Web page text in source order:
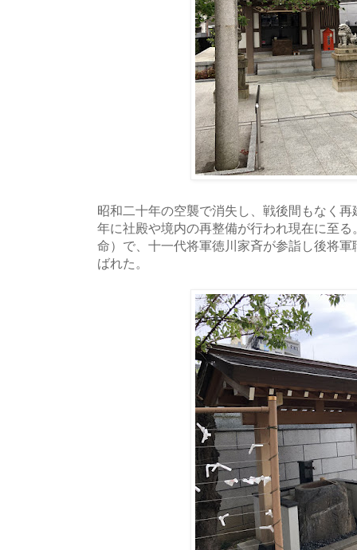
昭和二十年の空襲で消失し、戦後間もなく
年に社殿や境内の再整備が行われ現在に至
命）で、十一代将軍徳川家斉が参詣し後将
ばれた。